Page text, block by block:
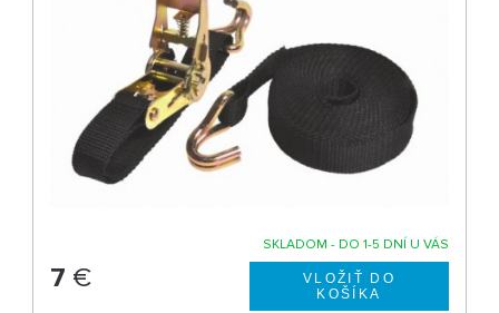
SKLADOM - DO 1-5 DNÍ U VÁS
7 €